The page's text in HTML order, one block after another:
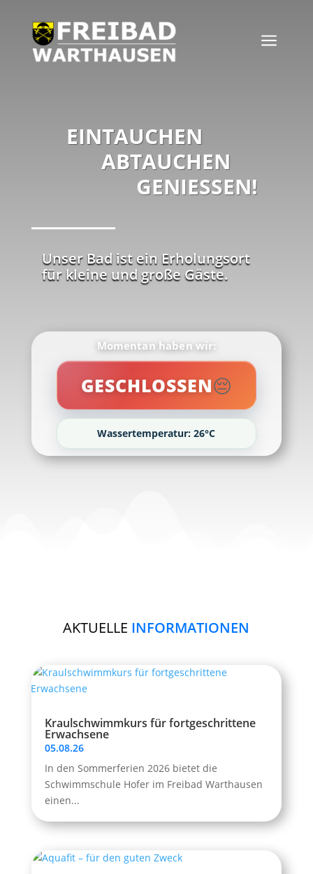
a
EINTAUCHEN
ABTAUCHEN
GENIESSEN!
Unser Bad ist ein Erholungsort
für kleine und große Gäste.
Momentan haben wir:
GESCHLOSSEN😔
Wassertemperatur: 26°C
AKTUELLE INFORMATIONEN
Kraulschwimmkurs für fortgeschrittene
Erwachsene
05.08.26
In den Sommerferien 2026 bietet die
Schwimmschule Hofer im Freibad Warthausen
einen...